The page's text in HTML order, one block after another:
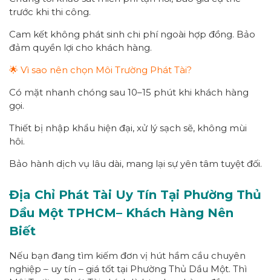
trước khi thi công.
Cam kết không phát sinh chi phí ngoài hợp đồng. Bảo
đảm quyền lợi cho khách hàng.
🌟 Vì sao nên chọn Môi Trường Phát Tài?
Có mặt nhanh chóng sau 10–15 phút khi khách hàng
gọi.
Thiết bị nhập khẩu hiện đại, xử lý sạch sẽ, không mùi
hôi.
Bảo hành dịch vụ lâu dài, mang lại sự yên tâm tuyệt đối.
Địa Chỉ Phát Tài Uy Tín Tại Phường Thủ
Dầu Một TPHCM– Khách Hàng Nên
Biết
Nếu bạn đang tìm kiếm đơn vị hút hầm cầu chuyên
nghiệp – uy tín – giá tốt tại Phường Thủ Dầu Một. Thì